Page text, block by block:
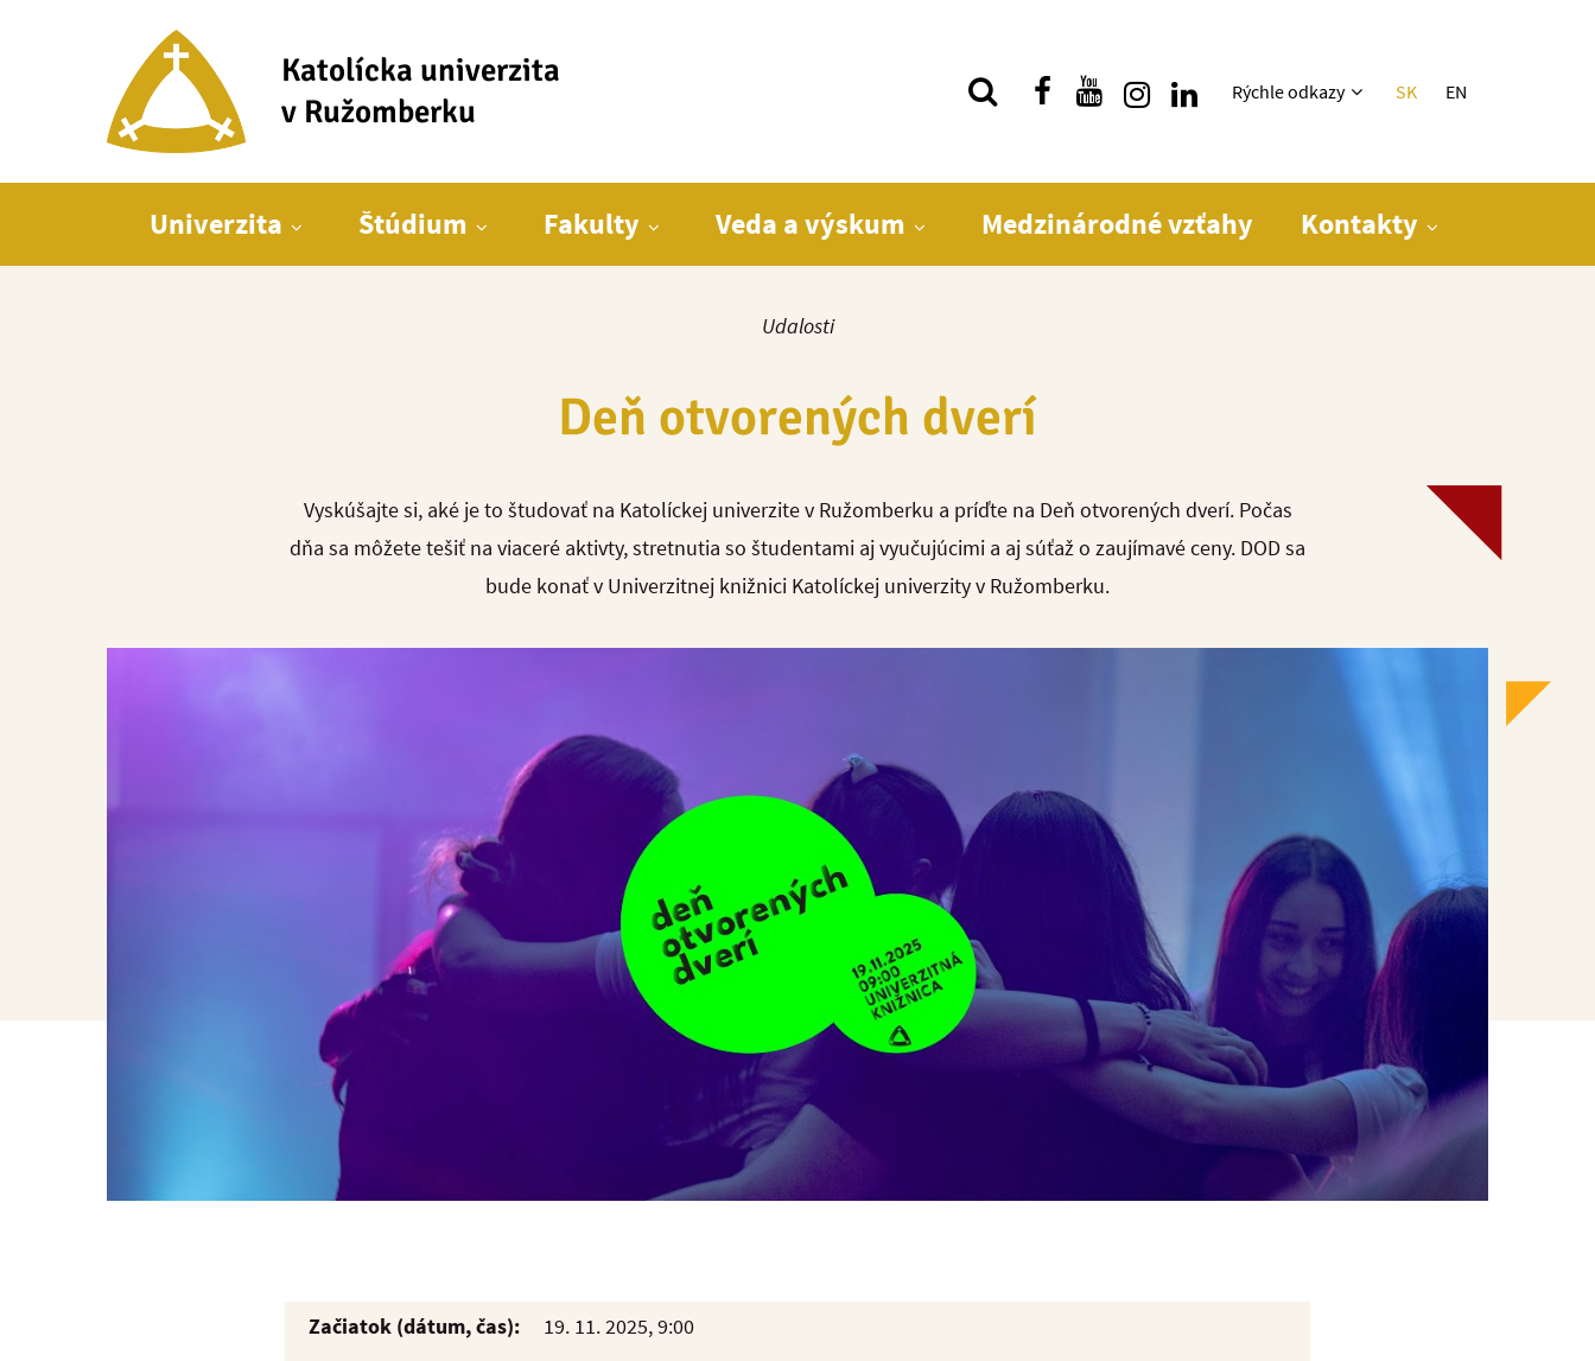
Katolícka univerzita
v Ružomberku
Rýchle menu
Rýchle odkazy SK EN
Univerzita Štúdium Fakulty Veda a výskum Medzinárodné vzťahy Kontakty
Udalosti
Deň otvorených dverí
Vyskúšajte si, aké je to študovať na Katolíckej univerzite v Ružomberku a príďte na Deň otvorených dverí. Počas
dňa sa môžete tešiť na viaceré aktivty, stretnutia so študentami aj vyučujúcimi a aj súťaž o zaujímavé ceny. DOD sa
bude konať v Univerzitnej knižnici Katolíckej univerzity v Ružomberku.
Začiatok (dátum, čas):
19. 11. 2025, 9:00